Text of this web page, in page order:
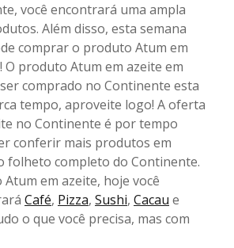
você encontrará uma ampla
Além disso, esta semana
comprar o produto Atum em
O produto Atum em azeite em
comprado no Continente esta
tempo, aproveite logo! A oferta
no Continente é por tempo
conferir mais produtos em
folheto completo do Continente.
em azeite, hoje você
Café, Pizza, Sushi, Cacau e
o que você precisa, mas com